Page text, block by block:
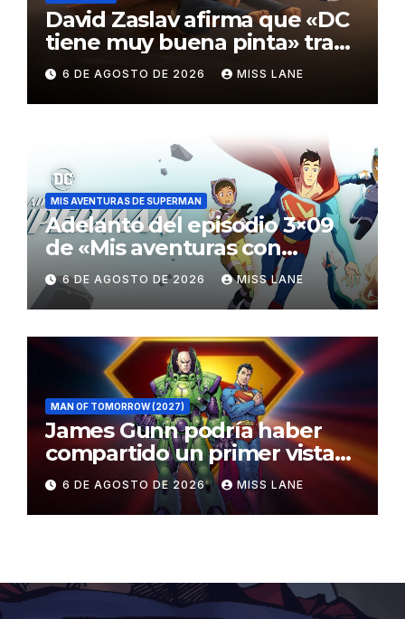
David Zaslav afirma que «DC
tiene muy buena pinta» tras
el fracaso de «Supergirl»
6 DE AGOSTO DE 2026 MISS LANE
MIS AVENTURAS DE SUPERMAN
Adelanto del episodio 3×09
de «Mis aventuras con
Superman»
6 DE AGOSTO DE 2026 MISS LANE
MAN OF TOMORROW (2027)
James Gunn podría haber
compartido un primer vistazo
al traje de Brainiac
6 DE AGOSTO DE 2026 MISS LANE